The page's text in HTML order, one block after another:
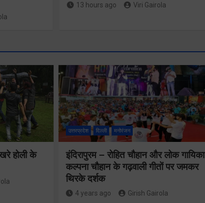
13 hours ago Viri Gairola
होली के
उत्तरप्रदेश दिल्ली मनोरंजन
इंदिरापुरम – रोहित चौहान और लोक गायिका
कल्पना चौहान के गढ़वाली गीतों पर जमकर
थिरके दर्शक
4 years ago Girish Gairola
में
ने
बुजुर्ग-दिव्यांगों के
घर जाएंगे
बीएलओ, करेंगे
नोटिसों का